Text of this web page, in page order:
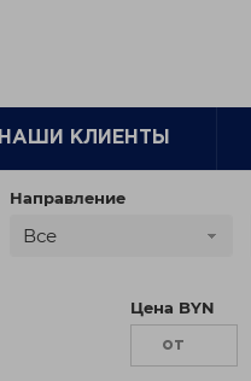
НАШИ КЛИЕНТЫ
Направление
Все
Цена BYN